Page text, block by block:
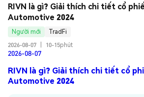
RIVN là gì? Giải thích chi tiết cổ
Automotive 2024
Người mới
TradFi
2026-08-07
10-15phút
2026-08-07
RIVN là gì? Giải thích chi tiết cổ
Automotive 2024